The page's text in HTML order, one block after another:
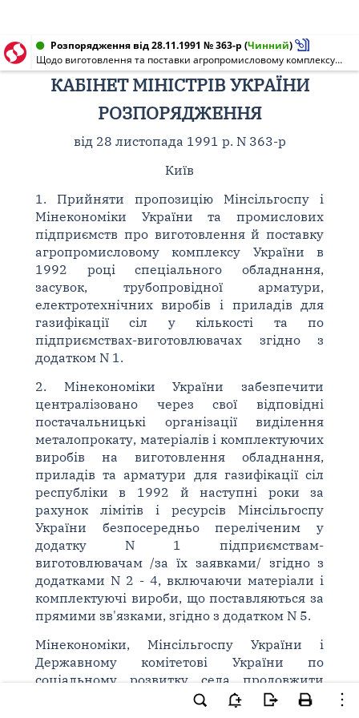
Розпорядження від 28.11.1991 № 363-р (Чинний)
Щодо виготовлення та поставки агропромисловому комплексу України у 1992 році спеціального обладнання для газифікації сіл
КАБІНЕТ МІНІСТРІВ УКРАЇНИ
РОЗПОРЯДЖЕННЯ
від 28 листопада 1991 р. N 363-р
Київ
1. Прийняти пропозицію Мінсільгоспу і
Мінекономіки України та промислових
підприємств про виготовлення й поставку
агропромисловому комплексу України в
1992 році спеціального обладнання,
засувок, трубопровідної арматури,
електротехнічних виробів і приладів для
газифікації сіл у кількості та по
підприємствах-виготовлювачах згідно з
додатком N 1.
2. Мінекономіки України забезпечити
централізовано через свої відповідні
постачальницькі організації виділення
металопрокату, матеріалів і комплектуючих
виробів на виготовлення обладнання,
приладів та арматури для газифікації сіл
республіки в 1992 й наступні роки за
рахунок лімітів і ресурсів Мінсільгоспу
України безпосередньо переліченим у
додатку N 1 підприємствам-
виготовлювачам /за їх заявками/ згідно з
додатками N 2 - 4, включаючи матеріали і
комплектуючі вироби, що поставляються за
прямими зв'язками, згідно з додатком N 5.
Мінекономіки, Мінсільгоспу України і
Державному комітетові України по
соціальному розвитку села продовжити
роботу по розміщенню виготовлення